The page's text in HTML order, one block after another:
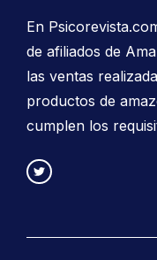
En
de afiliados de
las ventas
productos de
cumplen los